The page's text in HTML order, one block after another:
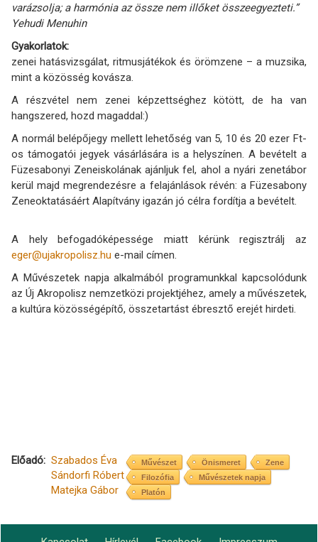
varázsolja; a harmónia az össze nem illőket összeegyezteti.”
Yehudi Menuhin
Gyakorlatok:
zenei hatásvizsgálat, ritmusjátékok és örömzene – a muzsika,
mint a közösség kovásza.
A részvétel nem zenei képzettséghez kötött, de ha van
hangszered, hozd magaddal:)
A normál belépőjegy mellett lehetőség van 5, 10 és 20 ezer Ft-
os támogatói jegyek vásárlására is a helyszínen. A bevételt a
Füzesabonyi Zeneiskolának ajánljuk fel, ahol a nyári zenetábor
kerül majd megrendezésre a felajánlások révén: a Füzesabony
Zeneoktatásáért Alapítvány igazán jó célra fordítja a bevételt.
A hely befogadóképessége miatt kérünk regisztrálj az
eger@ujakropolisz.hu e-mail címen.
A Művészetek napja alkalmából programunkkal kapcsolódunk
az Új Akropolisz nemzetközi projektjéhez, amely a művészetek,
a kultúra közösségépítő, összetartást ébresztő erejét hirdeti.
Előadó
Szabados Éva
Sándorfi Róbert
Matejka Gábor
Művészet Önismeret
Zene
Filozófia
Művészetek napja
Platón